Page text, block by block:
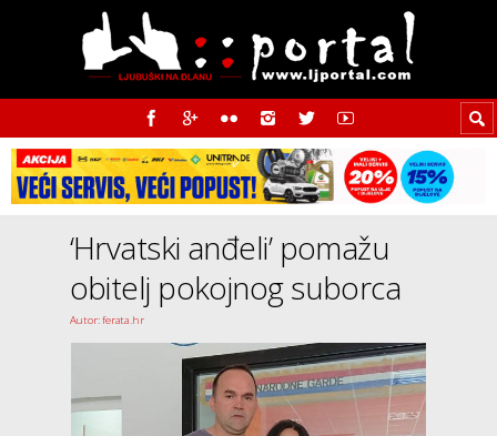
‘Hrvatski anđeli’ pomažu
obitelj pokojnog suborca
Autor: ferata.hr